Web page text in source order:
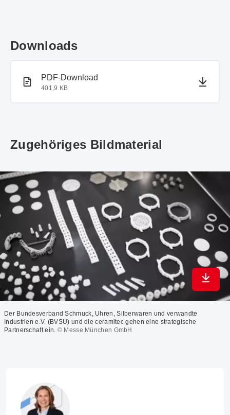
Downloads
PDF-Dokument
PDF-Download
401,9 KB
Zugehöriges Bildmaterial
In
Der Bundesverband Schmuck, Uhren, Silberwaren und verwandte
Industrien e.V. (BVSU) und die ceramitec gehen eine strategische
Partnerschaft ein. © Messe München GmbH